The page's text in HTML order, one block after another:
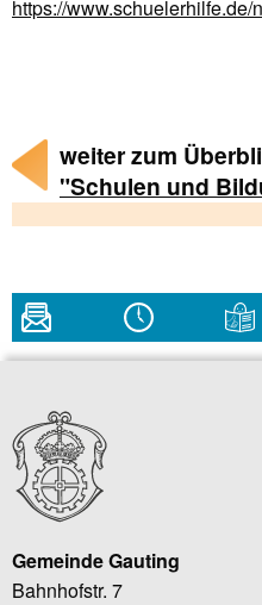
https://
weiter zum
"Schulen und
Gemeinde Gauting
Bahnhofstr. 7